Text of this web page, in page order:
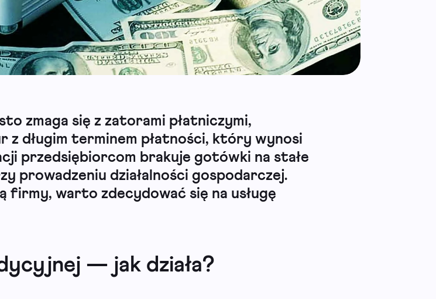
zmaga się z zatorami płatniczymi,
z długim terminem płatności, który wynosi
przedsiębiorcom brakuje gotówki na stałe
prowadzeniu działalności gospodarczej.
firmy, warto zdecydować się na usługę
— jak działa?